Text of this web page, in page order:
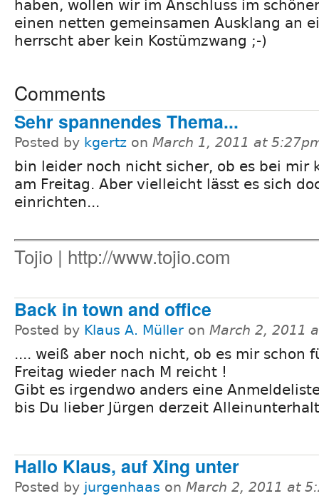
haben, wollen wir im Anschluss im
einen netten gemeinsamen Ausklang an
herrscht aber kein Kostümzwang ;-)
Comments
Sehr spannendes Thema...
Posted by kgertz on March 1, 2011 at
bin leider noch nicht sicher, ob es bei mir
am Freitag. Aber vielleicht lässt es sich
einrichten...
Tojio | http://www.tojio.com
Back in town and office
Posted by Klaus A. Müller on March 2, 2011
.... weiß aber noch nicht, ob es mir schon
Freitag wieder nach M reicht !
Gibt es irgendwo anders eine
bis Du lieber Jürgen derzeit
Hallo Klaus, auf Xing unter
Posted by jurgenhaas on March 2, 2011 at